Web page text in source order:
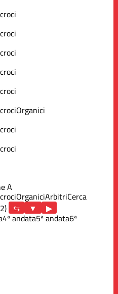
Organici
A
OrganiciArbitriCerca
▶
4ª andata5ª andata6ª